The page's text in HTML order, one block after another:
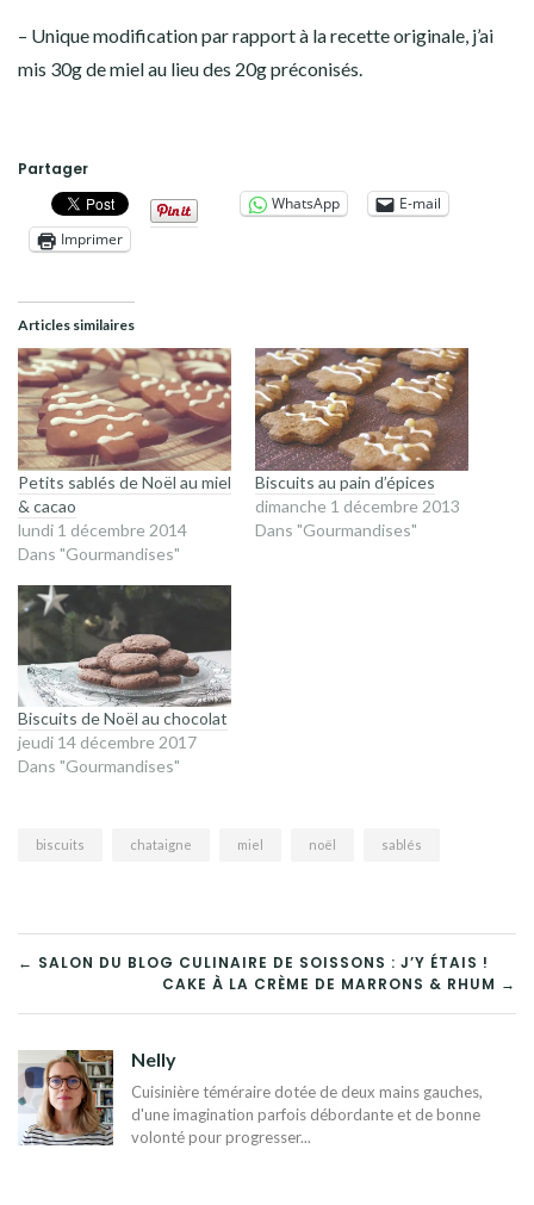
– Unique modification par rapport à la recette originale, j’ai
mis 30g de miel au lieu des 20g préconisés.
Partager
WhatsApp
E-mail
Imprimer
Articles similaires
Petits sablés de Noël au miel
& cacao
lundi 1 décembre 2014
Dans "Gourmandises"
Biscuits au pain d’épices
dimanche 1 décembre 2013
Dans "Gourmandises"
Biscuits de Noël au chocolat
jeudi 14 décembre 2017
Dans "Gourmandises"
biscuits chataigne miel noël sablés
NAVIGATION
DE
L’ARTICLE
← SALON DU BLOG CULINAIRE DE SOISSONS : J’Y ÉTAIS !
CAKE À LA CRÈME DE MARRONS & RHUM →
Nelly
Cuisinière téméraire dotée de deux mains gauches,
d'une imagination parfois débordante et de bonne
volonté pour progresser...